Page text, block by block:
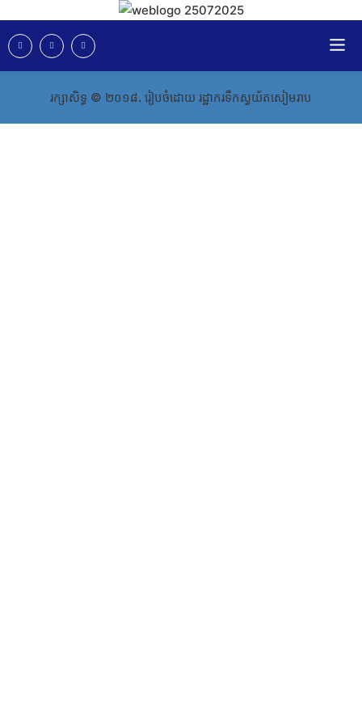
រក្សាសិទ្ធ​​​ ©​ ២០១៨​​​. រៀបចំដោយ រដ្ឋាករទឹកស្វយ័តសៀមរាប